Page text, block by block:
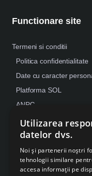
Functionare site
Termeni si conditii
Politica confidentialitate
Date cu caracter
Platforma SOL
ANPC
Despre Cookies
Retragere din contract
Utilizarea
datelor dvs.
Noi și partenerii noștri
tehnologii similare
accesa informații pe